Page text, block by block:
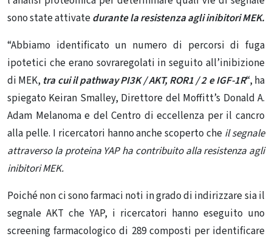
sono state attivatedurante la resistenza agli inibitori MEK.
“Abbiamo identificato un numero di percorsi di fuga
ipotetici che erano sovraregolati in seguito all’inibizione
di MEK, tra cui il pathway PI3K / AKT, ROR1 / 2 e IGF-1R“, ha
spiegato Keiran Smalley, Direttore del Moffitt’s Donald A.
Adam Melanoma e del Centro di eccellenza per il cancro
alla pelle. I ricercatori hanno anche scoperto che il segnale
attraverso la proteina YAP ha contribuito alla resistenza agli
inibitori MEK.
Poiché non ci sono farmaci noti in grado di indirizzare sia il
segnale AKT che YAP, i ricercatori hanno eseguito uno
screening farmacologico di 289 composti per identificare